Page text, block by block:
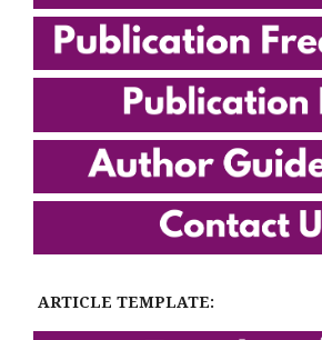
ARTICLE TEMPLATE: